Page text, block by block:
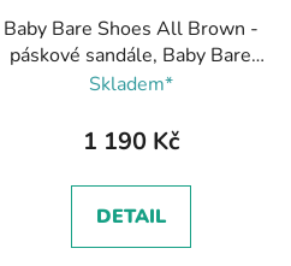
Baby Bare Shoes All Brown -
páskové sandále, Baby Bare
Shoes
Skladem*
1 190 Kč
DETAIL